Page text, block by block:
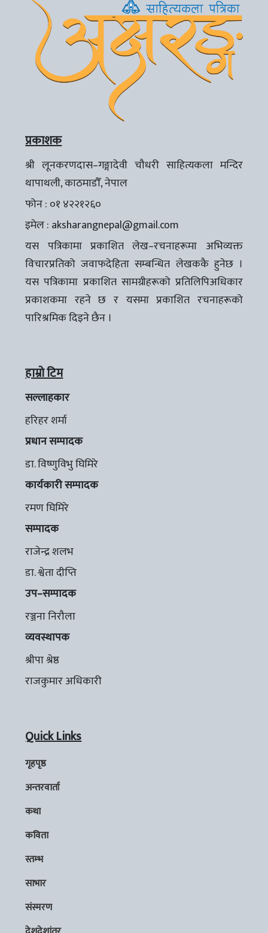
प्रकाशक
श्री लूनकरणदास–गङ्गादेवी चौधरी साहित्यकला मन्दिर
थापाथली, काठमाडौँ, नेपाल
फोन : ०१ ४२२१२६०
इमेल : aksharangnepal@gmail.com
यस पत्रिकामा प्रकाशित लेख–रचनाहरूमा अभिव्यक्त
विचारप्रतिको जवाफदेहिता सम्बन्धित लेखककै हुनेछ ।
यस पत्रिकामा प्रकाशित सामग्रीहरूको प्रतिलिपिअधिकार
प्रकाशकमा रहने छ र यसमा प्रकाशित रचनाहरूको
पारिश्रमिक दिइने छैन ।
हाम्रो टिम
सल्लाहकार
हरिहर शर्मा
प्रधान सम्पादक
डा. विष्णुविभु घिमिरे
कार्यकारी सम्पादक
रमण घिमिरे
सम्पादक
राजेन्द्र शलभ
डा. श्वेता दीप्ति
उप–सम्पादक
रञ्जना निरौला
व्यवस्थापक
श्रीपा श्रेष्ठ
राजकुमार अधिकारी
Quick Links
गृहपृष्ठ
अन्तरवार्ता
कथा
कविता
स्तम्भ
साभार
संस्मरण